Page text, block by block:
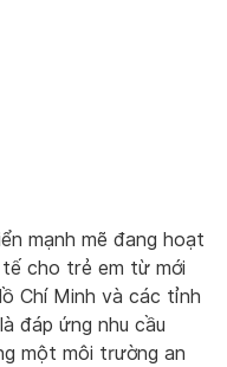
mạnh mẽ đang hoạt
cho trẻ em từ mới
Chí Minh và các tỉnh
đáp ứng nhu cầu
một môi trường an